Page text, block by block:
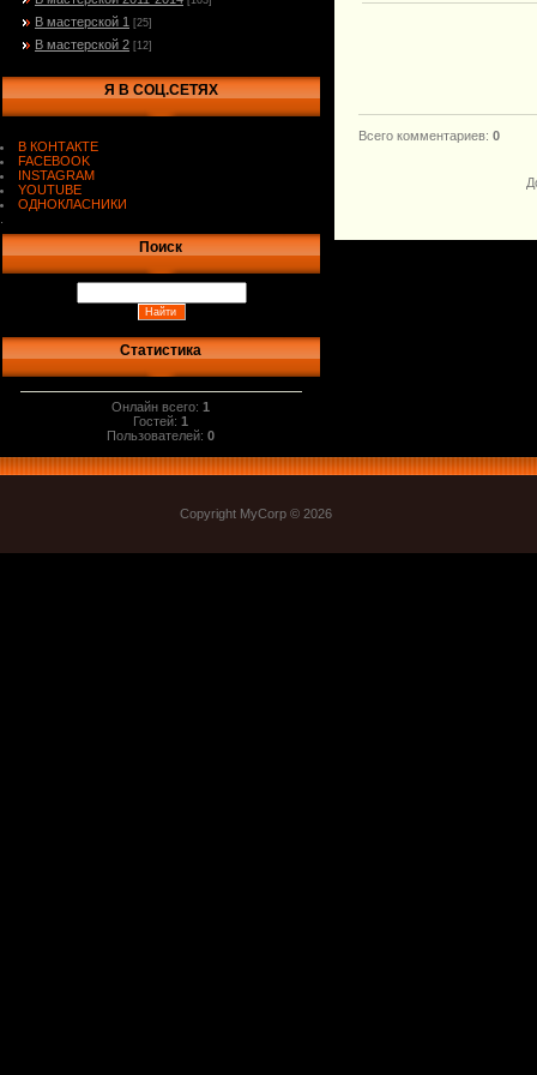
В мастерской 1 [25]
В мастерской 2 [12]
Я В СОЦ.СЕТЯХ
В КОНТАКТЕ
FACEBOOK
INSTAGRAM
YOUTUBE
ОДНОКЛАСНИКИ
Поиск
Статистика
Онлайн всего:1
Гостей:1
Пользователей:0
Всего комментариев: 0
Copyright MyCorp © 2026